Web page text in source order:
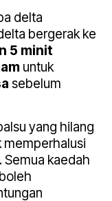
delta
bergerak ke
5 minit
untuk
sebelum
yang hilang
kaedah